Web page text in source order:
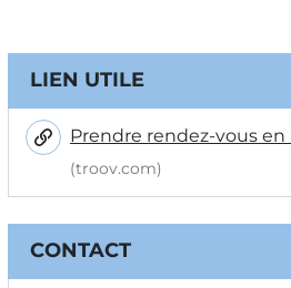
Informations
LIEN UTILE
Prendre rendez-vous en
(troov.com)
CONTACT